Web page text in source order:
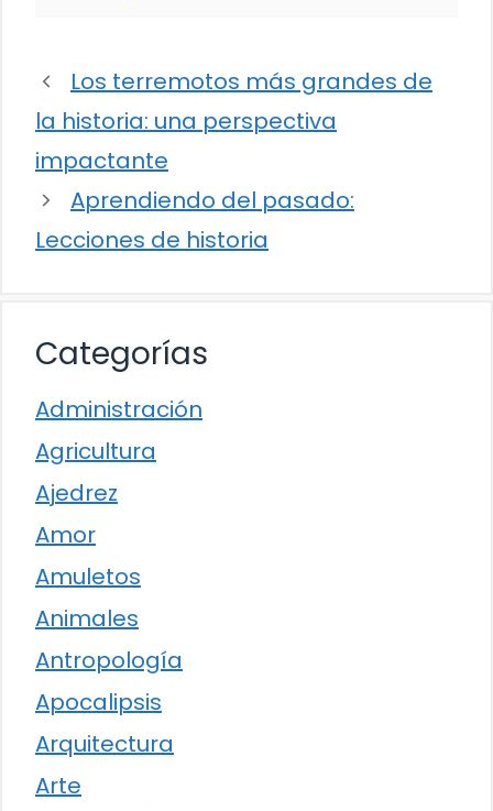
Los terremotos más grandes de
la historia: una perspectiva
impactante
Aprendiendo del pasado:
Lecciones de historia
Categorías
Administración
Agricultura
Ajedrez
Amor
Amuletos
Animales
Antropología
Apocalipsis
Arquitectura
Arte